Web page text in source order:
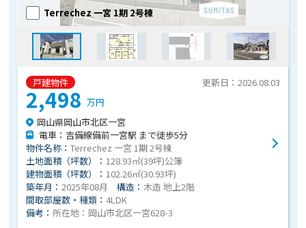
戸建物件
Terrechez 一宮 1期 2号棟
更新日：2026.08.03
2,498万円
岡山県岡山市北区一宮
電車：吉備線備前一宮駅 まで徒歩5分
物件名称：Terrechez 一宮 1期 2号棟
土地面積（坪数）：128.93㎡(39坪)公簿
建物面積（坪数）：102.26㎡(30.93坪)
築年月：2025年08月 構造：木造 地上2階
間取部屋数・種類： 4LDK
備考：所在地：岡山市北区一宮628-3